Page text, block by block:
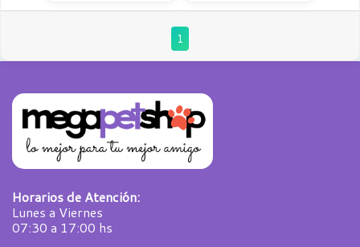
1
Horarios de Atención:
Lunes a Viernes
07:30 a 17:00 hs